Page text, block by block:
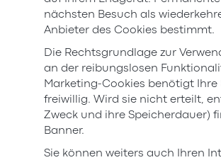
nächsten Besuch als
Anbieter des Cookies bestimmt.
Die Rechtsgrundlage zur
an der reibungslosen
Marketing-Cookies benötigt Ihre
freiwillig. Wird sie nicht erteilt,
Zweck und ihre Speicherdauer)
Banner.
Sie können weiters auch Ihren